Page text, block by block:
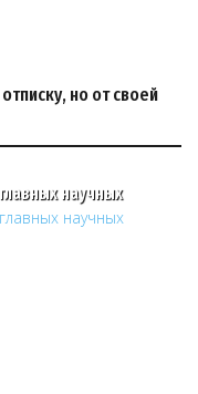
но от своей
научных